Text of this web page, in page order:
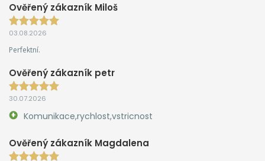
Ověřený zákazník Miloš
03.08.2026
Perfektní.
Ověřený zákazník petr
30.07.2026
Komunikace,rychlost,vstricnost
Ověřený zákazník Magdalena